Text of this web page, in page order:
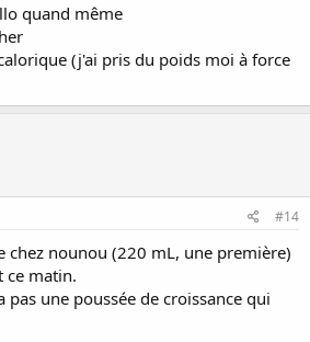
quand même
(j'ai pris du poids moi à force
#14
chez nounou (220 mL, une première)
ce matin.
pas une poussée de croissance qui